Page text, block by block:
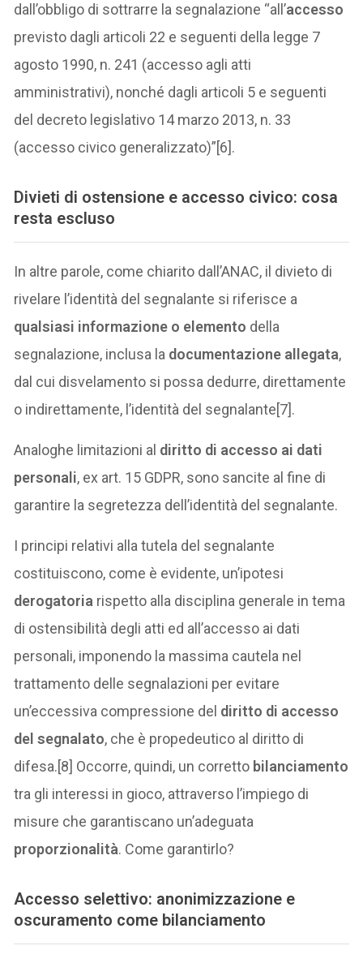
dall’obbligo di sottrarre la segnalazione “all’accesso
previsto dagli articoli 22 e seguenti della legge 7
agosto 1990, n. 241 (accesso agli atti
amministrativi), nonché dagli articoli 5 e seguenti
del decreto legislativo 14 marzo 2013, n. 33
(accesso civico generalizzato)”[6].
Divieti di ostensione e accesso civico: cosa
resta escluso
In altre parole, come chiarito dall’ANAC, il divieto di
rivelare l’identità del segnalante si riferisce a
qualsiasi informazione o elemento della
segnalazione, inclusa la documentazione allegata,
dal cui disvelamento si possa dedurre, direttamente
o indirettamente, l’identità del segnalante[7].
Analoghe limitazioni al diritto di accesso ai dati
personali, ex art. 15 GDPR, sono sancite al fine di
garantire la segretezza dell’identità del segnalante.
I principi relativi alla tutela del segnalante
costituiscono, come è evidente, un’ipotesi
derogatoria rispetto alla disciplina generale in tema
di ostensibilità degli atti ed all’accesso ai dati
personali, imponendo la massima cautela nel
trattamento delle segnalazioni per evitare
un’eccessiva compressione del diritto di accesso
del segnalato, che è propedeutico al diritto di
difesa.[8] Occorre, quindi, un corretto bilanciamento
tra gli interessi in gioco, attraverso l’impiego di
misure che garantiscano un’adeguata
proporzionalità. Come garantirlo?
Accesso selettivo: anonimizzazione e
oscuramento come bilanciamento